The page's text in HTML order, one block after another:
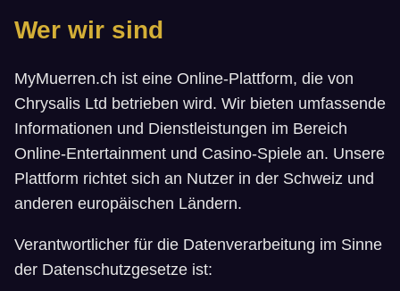
Wer wir sind
MyMuerren.ch ist eine Online-Plattform, die von
Chrysalis Ltd betrieben wird. Wir bieten umfassende
Informationen und Dienstleistungen im Bereich
Online-Entertainment und Casino-Spiele an. Unsere
Plattform richtet sich an Nutzer in der Schweiz und
anderen europäischen Ländern.
Verantwortlicher für die Datenverarbeitung im Sinne
der Datenschutzgesetze ist: